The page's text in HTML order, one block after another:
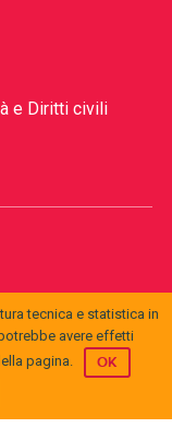
e Diritti civili
© 2017Open
tecnica e statistica in
avere effetti
pagina.
OK